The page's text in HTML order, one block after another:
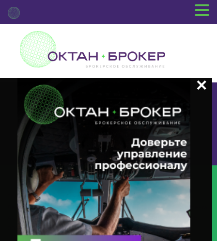
+7 (3812) 29-00-92
г.Омск ул.Красный Путь, 109 оф.510
Главная Новости Депозитария
(INTR) О Корпоративном
Действии «Выплата Купонного Дохода» С Ценными Бумагами Эмитента
АО «Россельхозбанк» ИНН 7725114488 (облигация 4B02-10-03349-B-
002P / ISIN RU000A1068R1)